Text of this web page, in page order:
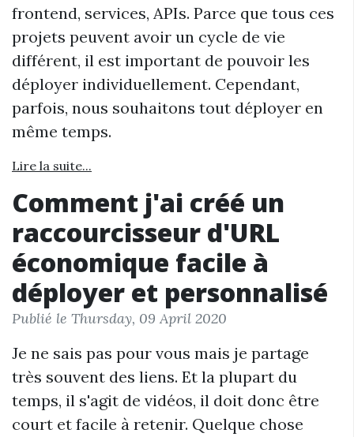
frontend, services, APIs. Parce que tous ces
projets peuvent avoir un cycle de vie
différent, il est important de pouvoir les
déployer individuellement. Cependant,
parfois, nous souhaitons tout déployer en
même temps.
Lire la suite...
Comment j'ai créé un
raccourcisseur d'URL
économique facile à
déployer et personnalisé
Publié le Thursday, 09 April 2020
Je ne sais pas pour vous mais je partage
très souvent des liens. Et la plupart du
temps, il s'agit de vidéos, il doit donc être
court et facile à retenir. Quelque chose